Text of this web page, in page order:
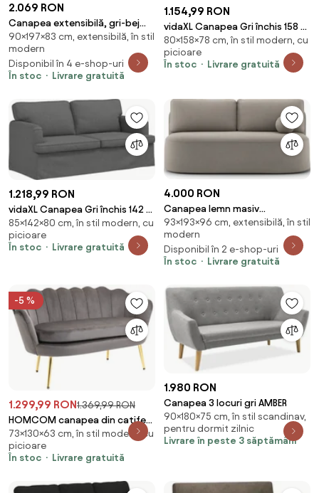
2.069 RON
Canapea extensibilă, gri-bej
Taupe, SENTY
90×197×83 cm, extensibilă, în stil
modern
Disponibil în 4 e-shop-uri
În stoc
Livrare gratuită
1.154,99 RON
vidaXL Canapea Gri închis 158 x
78 x 80 cm Catifea
80×158×78 cm, în stil modern, cu
picioare
În stoc
Livrare gratuită
1.218,99 RON
vidaXL Canapea Gri închis 142 x
80 x 85 cm țesătură
85×142×80 cm, în stil modern, cu
picioare
În stoc
Livrare gratuită
4.000 RON
Canapea lemn masiv
extensibilă Liliana 193×96 cm
Personalizabilă - sola 18
93×193×96 cm, extensibilă, în stil
modern
Disponibil în 2 e-shop-uri
În stoc
Livrare gratuită
-5 %
1.299,99 RON1.369,99 RON
HOMCOM canapea din catifea,
2 locuri,130x63x73cm, maro |
Aosom Romania
73×130×63 cm, în stil modern, cu
picioare
În stoc
Livrare gratuită
1.980 RON
Canapea 3 locuri gri AMBER
90×180×75 cm, în stil scandinav,
pentru dormit zilnic
Livrare în peste 3 săptămâni